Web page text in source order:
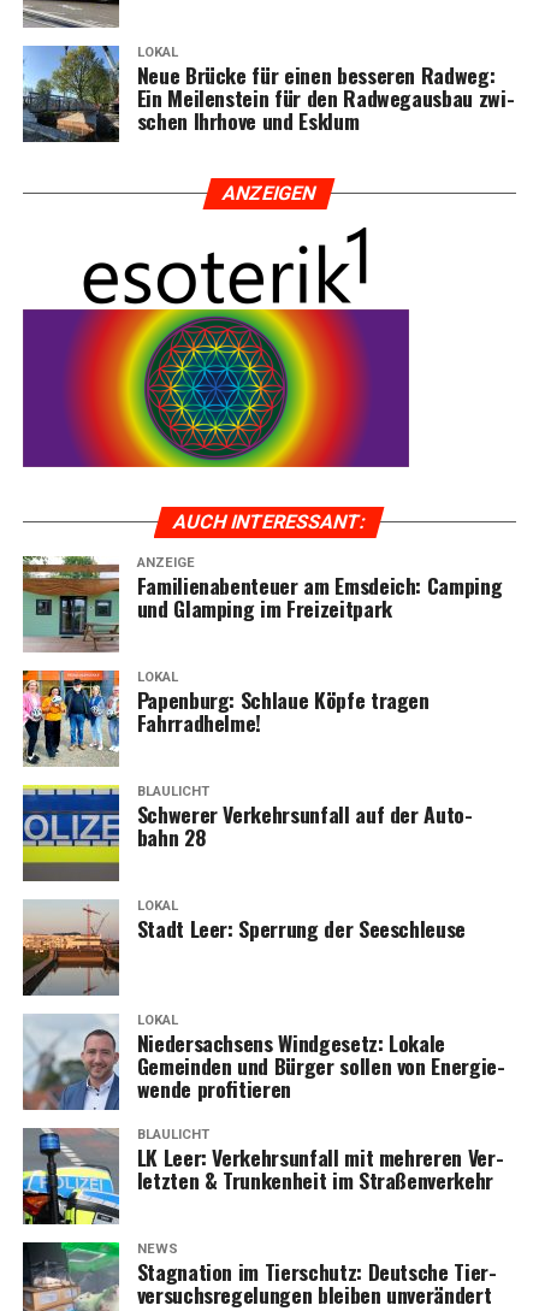
LOKAL
Neue Brü­cke für einen bes­se­ren Rad­weg:
Ein Mei­len­stein für den Rad­weg­aus­bau zwi­
schen Ihr­ho­ve und Esklum
ANZEI­GEN
AUCH INTER­ES­SANT:
ANZEIGE
Fami­li­en­aben­teu­er am Ems­deich: Cam­ping
und Glam­ping im Freizeitpark
LOKAL
Papen­burg: Schlaue Köp­fe tra­gen
Fahrradhelme!
BLAULICHT
Schwe­rer Ver­kehrs­un­fall auf der Auto­
bahn 28
LOKAL
Stadt Leer: Sper­rung der Seeschleuse
LOKAL
Nie­der­sach­sens Wind­ge­setz: Loka­le
Gemein­den und Bür­ger sol­len von Ener­gie­
wen­de profitieren
BLAULICHT
LK Leer: Ver­kehrs­un­fall mit meh­re­ren Ver­
letz­ten & Trun­ken­heit im Straßenverkehr
NEWS
Sta­gna­ti­on im Tier­schutz: Deut­sche Tier­
ver­suchs­re­ge­lun­gen blei­ben unverändert